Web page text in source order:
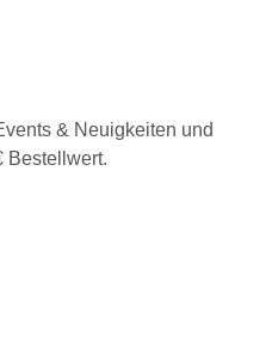
& Neuigkeiten und
Bestellwert.